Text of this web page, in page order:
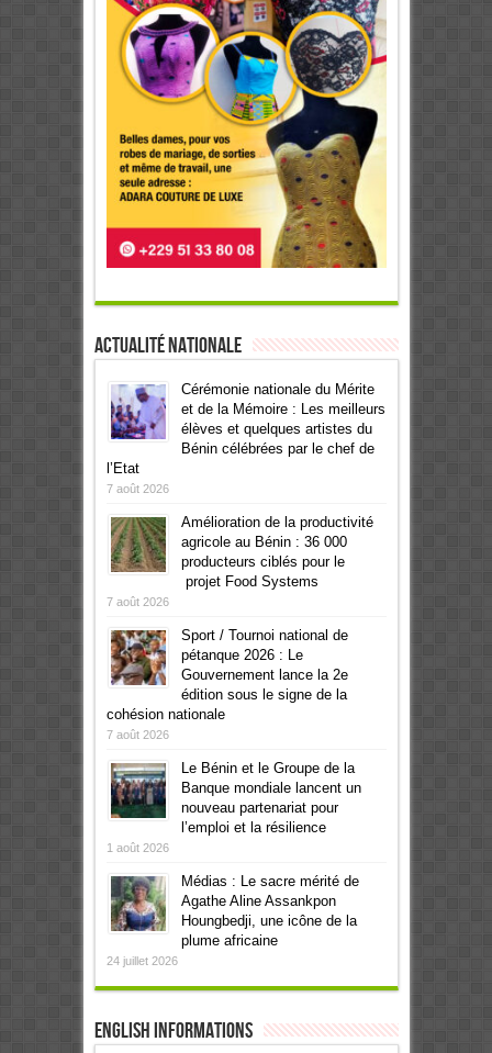
Actualité Nationale
Cérémonie nationale du Mérite
et de la Mémoire : Les meilleurs
élèves et quelques artistes du
Bénin célébrées par le chef de
l’Etat
7 août 2026
Amélioration de la productivité
agricole au Bénin : 36 000
producteurs ciblés pour le
projet Food Systems
7 août 2026
Sport / Tournoi national de
pétanque 2026 : Le
Gouvernement lance la 2e
édition sous le signe de la
cohésion nationale
7 août 2026
Le Bénin et le Groupe de la
Banque mondiale lancent un
nouveau partenariat pour
l’emploi et la résilience
1 août 2026
Médias : Le sacre mérité de
Agathe Aline Assankpon
Houngbedji, une icône de la
plume africaine
24 juillet 2026
English informations